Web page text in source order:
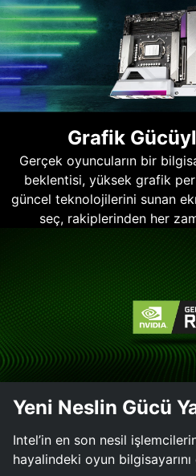
Grafik
Gerçek oyuncuların bir
beklentisi, yüksek grafik
güncel teknolojilerini sunan
seç, rakiplerinden her
Yeni Neslin Gücü
Intel’in en son nesil
hayalindeki oyun